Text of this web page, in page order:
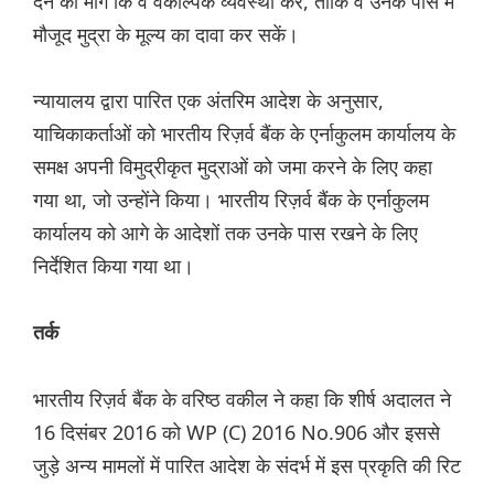
मौजूद मुद्रा के मूल्य का दावा कर सकें।
न्यायालय द्वारा पारित एक अंतरिम आदेश के अनुसार,
याचिकाकर्ताओं को भारतीय रिज़र्व बैंक के एर्नाकुलम कार्यालय के
समक्ष अपनी विमुद्रीकृत मुद्राओं को जमा करने के लिए कहा
गया था, जो उन्होंने किया। भारतीय रिज़र्व बैंक के एर्नाकुलम
कार्यालय को आगे के आदेशों तक उनके पास रखने के लिए
निर्देशित किया गया था।
तर्क
भारतीय रिज़र्व बैंक के वरिष्ठ वकील ने कहा कि शीर्ष अदालत ने
16 दिसंबर 2016 को WP (C) 2016 No.906 और इससे
जुड़े अन्य मामलों में पारित आदेश के संदर्भ में इस प्रकृति की रिट